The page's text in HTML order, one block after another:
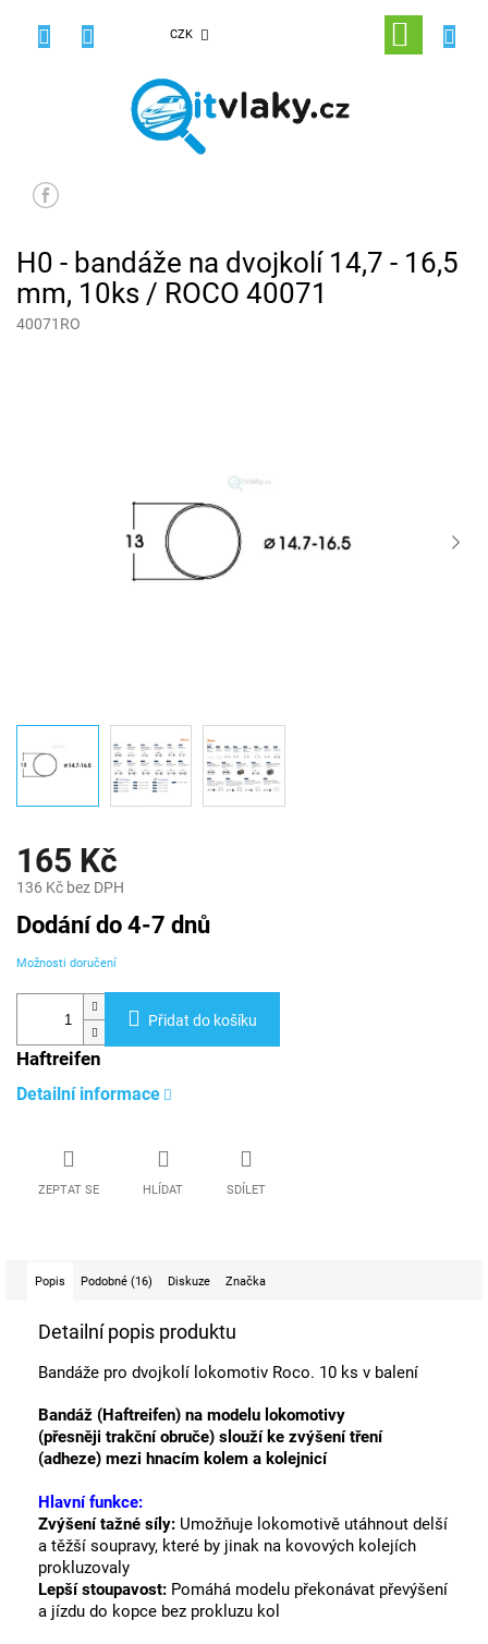
CZK
NÁKUPNÍ
KOŠÍK
H0 - bandáže na dvojkolí 14,7 - 16,5
mm, 10ks / ROCO 40071
40071RO
165 Kč
136 Kč bez DPH
Měrná
cena:
Dodání do 4-7 dnů
Možnosti doručení
Přidat do košíku
Haftreifen
Detailní informace
ZEPTAT SE HLÍDAT SDÍLET
Popis Podobné (16) Diskuze Značka
Detailní popis produktu
Bandáže pro dvojkolí lokomotiv Roco. 10 ks v balení
Bandáž (Haftreifen) na modelu lokomotivy
(přesněji trakční obruče) slouží ke zvýšení tření
(adheze) mezi hnacím kolem a kolejnicí
Hlavní funkce:
Zvýšení tažné síly: Umožňuje lokomotivě utáhnout delší
a těžší soupravy, které by jinak na kovových kolejích
prokluzovaly
Lepší stoupavost: Pomáhá modelu překonávat převýšení
a jízdu do kopce bez prokluzu kol